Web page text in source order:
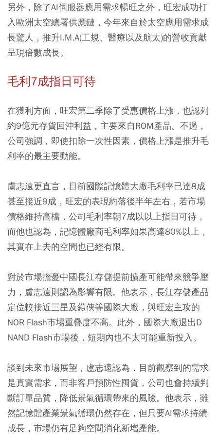
另外，除了AI伺服器應用需求暢旺之外，旺宏成功打
入歐洲太空總署供應鏈，今年來自於太空應用需求成
長驚人，推升I.M.A(工規、醫療以及航太)的營收貢獻
呈現倍數成長。
毛利7成指日可待
在獲利方面，旺宏第二季除了受惠價格上漲，也認列
約9億元存貨回沖利益，主要來自ROM產品。不過，
公司強調，即使扣除一次性因素，價格上漲是推升毛
利率的最主要動能。
盧志遠更直言，目前國際記憶體大廠毛利率已達8成
甚至接近9成，旺宏的表現約落後半年左右，若市場
價格維持高檔，公司毛利率朝7成以以上指日可待，
而他也認為，記憶體廠商毛利率如果高達80%以上，
其實在上去的空間也已經有限。
對於市場擔憂中國長江存儲提前擴產可能帶來競爭壓
力，盧志遠則認為影響有限。他表示，長江存儲產品
定位較接近三星及鎧俠等國際大廠，與旺宏主攻的
NOR Flash市場重疊度不高。此外，國際大廠退出D
NAND Flash市場後，短期內也不太可能重新投入。
談到未來市場展望，盧志遠認為，目前觀察到的需求
是真實需求，而非客戶預防性囤貨，公司也會持續判
斷訂單品質，降低景氣循環帶來的風險。他表示，雖
然記憶體產業景氣循環仍然存在，但只要AI需求持續
成長，市場仍有足夠空間消化新增產能。